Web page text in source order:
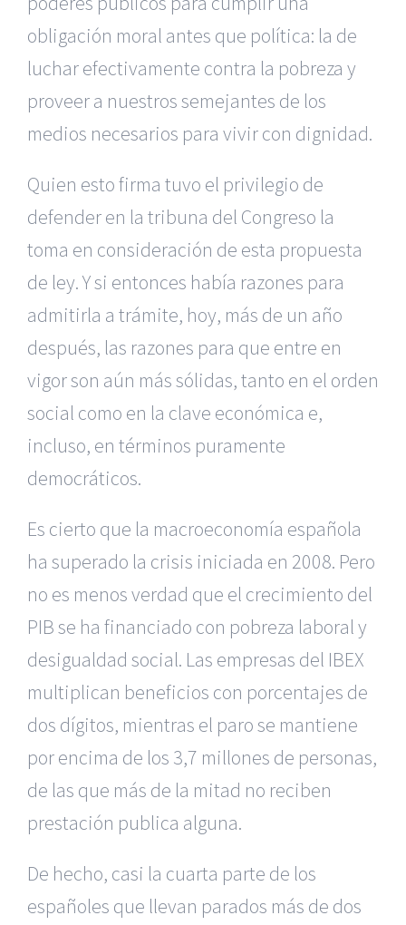
obligación moral antes que política: la de
luchar efectivamente contra la pobreza y
proveer a nuestros semejantes de los
medios necesarios para vivir con dignidad.
Quien esto firma tuvo el privilegio de
defender en la tribuna del Congreso la
toma en consideración de esta propuesta
de ley. Y si entonces había razones para
admitirla a trámite, hoy, más de un año
después, las razones para que entre en
vigor son aún más sólidas, tanto en el orden
social como en la clave económica e,
incluso, en términos puramente
democráticos.
Es cierto que la macroeconomía española
ha superado la crisis iniciada en 2008. Pero
no es menos verdad que el crecimiento del
PIB se ha financiado con pobreza laboral y
desigualdad social. Las empresas del IBEX
multiplican beneficios con porcentajes de
dos dígitos, mientras el paro se mantiene
por encima de los 3,7 millones de personas,
de las que más de la mitad no reciben
prestación publica alguna.
De hecho, casi la cuarta parte de los
españoles que llevan parados más de dos